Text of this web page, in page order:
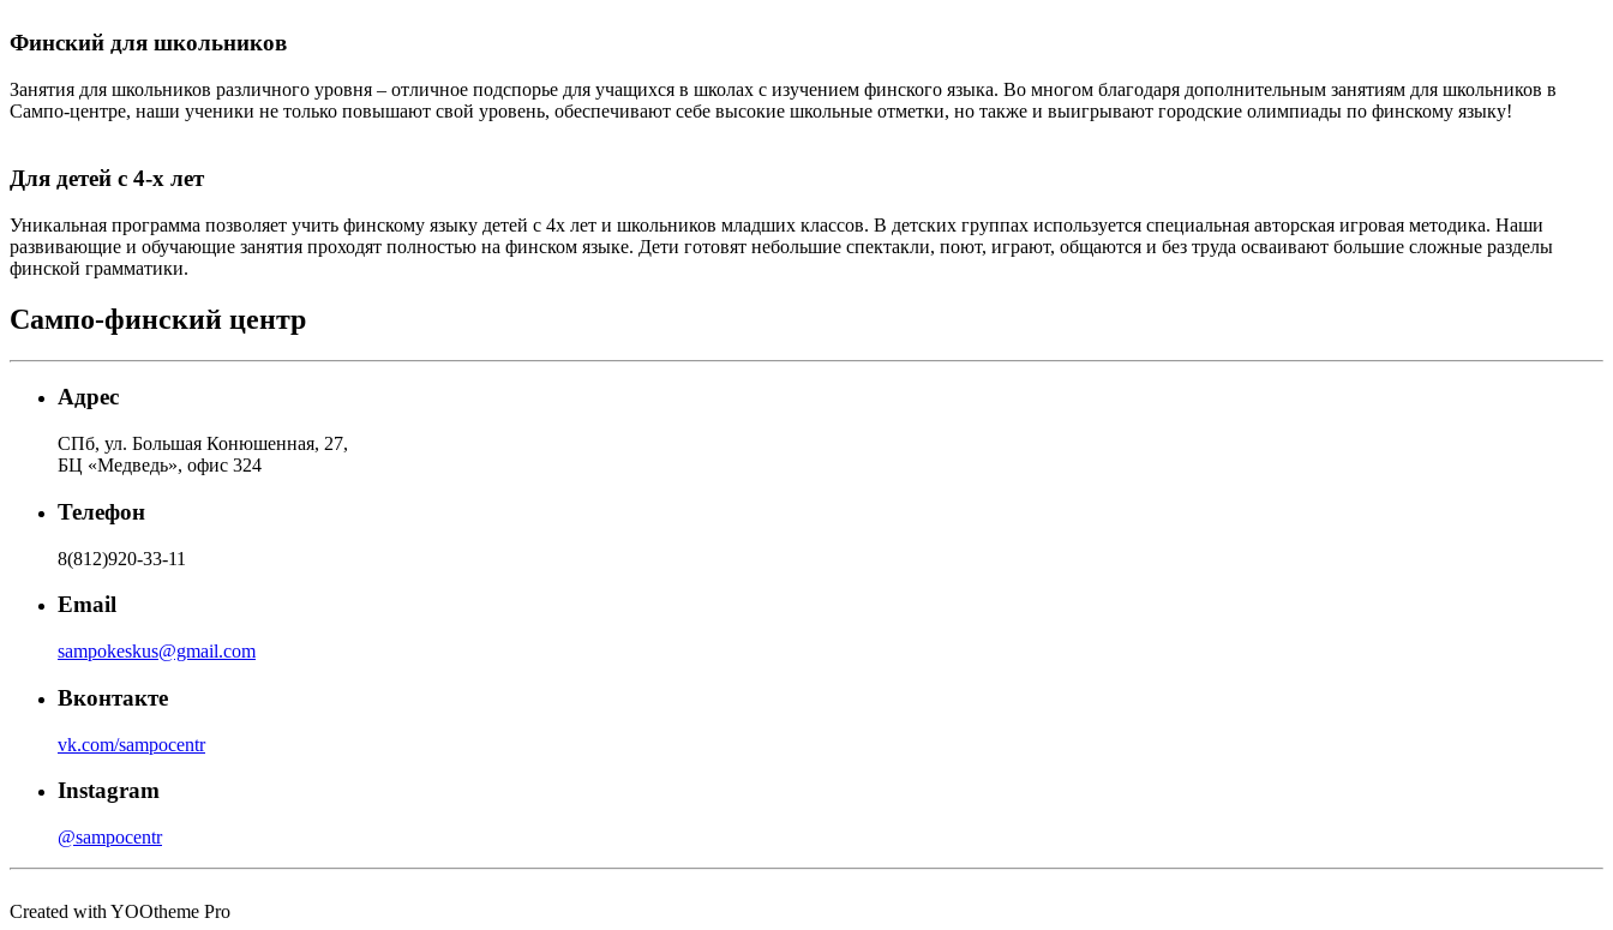
Финский для школьников
Занятия для школьников различного уровня – отличное подспорье для учащихся в школах с изучением финского языка. Во многом благодаря дополнительным занятиям для школьников в
Сампо-центре, наши ученики не только повышают свой уровень, обеспечивают себе высокие школьные отметки, но также и выигрывают городские олимпиады по финскому языку!
Для детей с 4-х лет
Уникальная программа позволяет учить финскому языку детей с 4х лет и школьников младших классов. В детских группах используется специальная авторская игровая методика. Наши
развивающие и обучающие занятия проходят полностью на финском языке. Дети готовят небольшие спектакли, поют, играют, общаются и без труда осваивают большие сложные разделы
финской грамматики.
Сампо-финский центр
Адрес
СПб, ул. Большая Конюшенная, 27,
БЦ «Медведь», офис 324
Телефон
8(812)920-33-11
Email
sampokeskus@gmail.com
Вконтакте
vk.com/sampocentr
Instagram
@sampocentr
Created with YOOtheme Pro